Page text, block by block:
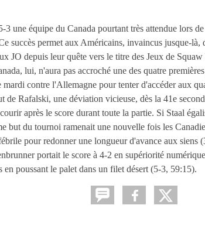
une équipe du Canada pourtant très attendue lors
succès permet aux Américains, invaincus jusque-là,
JO depuis leur quête vers le titre des Jeux de
lui, n'aura pas accroché une des quatre
contre l'Allemagne pour tenter d'accéder aux
de Rafalski, une déviation vicieuse, dès la 41e
après le score durant toute la partie. Si Staal
but du tournoi ramenait une nouvelle fois les
pour redonner une longueur d'avance aux siens
portait le score à 4-2 en supériorité
poussant le palet dans un filet désert (5-3, 59:15).